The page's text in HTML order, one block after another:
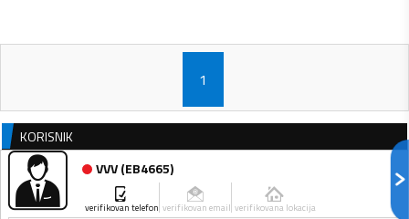
1
KORISNIK
VVV(EB4665)
verifikovan telefon verifikovan email verifikovana lokacija